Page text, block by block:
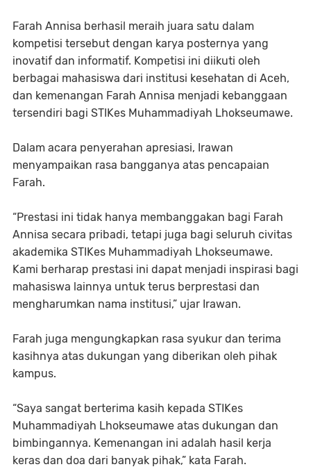
Farah Annisa berhasil meraih juara satu dalam
kompetisi tersebut dengan karya posternya yang
inovatif dan informatif. Kompetisi ini diikuti oleh
berbagai mahasiswa dari institusi kesehatan di Aceh,
dan kemenangan Farah Annisa menjadi kebanggaan
tersendiri bagi STIKes Muhammadiyah Lhokseumawe.
Dalam acara penyerahan apresiasi, Irawan
menyampaikan rasa bangganya atas pencapaian
Farah.
“Prestasi ini tidak hanya membanggakan bagi Farah
Annisa secara pribadi, tetapi juga bagi seluruh civitas
akademika STIKes Muhammadiyah Lhokseumawe.
Kami berharap prestasi ini dapat menjadi inspirasi bagi
mahasiswa lainnya untuk terus berprestasi dan
mengharumkan nama institusi,” ujar Irawan.
Farah juga mengungkapkan rasa syukur dan terima
kasihnya atas dukungan yang diberikan oleh pihak
kampus.
“Saya sangat berterima kasih kepada STIKes
Muhammadiyah Lhokseumawe atas dukungan dan
bimbingannya. Kemenangan ini adalah hasil kerja
keras dan doa dari banyak pihak,” kata Farah.